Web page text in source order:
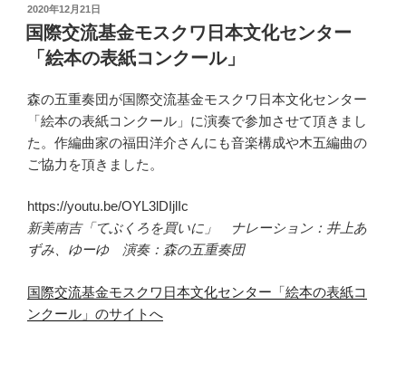
投
稿
日:
2020年12月21日
国際交流基金モスクワ日本文化センター
「絵本の表紙コンクール」
森の五重奏団が国際交流基金モスクワ日本文化センター
「絵本の表紙コンクール」に演奏で参加させて頂きまし
た。作編曲家の福田洋介さんにも音楽構成や木五編曲の
ご協力を頂きました。
https://youtu.be/OYL3lDIjlIc
新美南吉「てぶくろを買いに」 ナレーション：井上あ
ずみ、ゆーゆ 演奏：森の五重奏団
国際交流基金モスクワ日本文化センター「絵本の表紙コ
ンクール」のサイトへ